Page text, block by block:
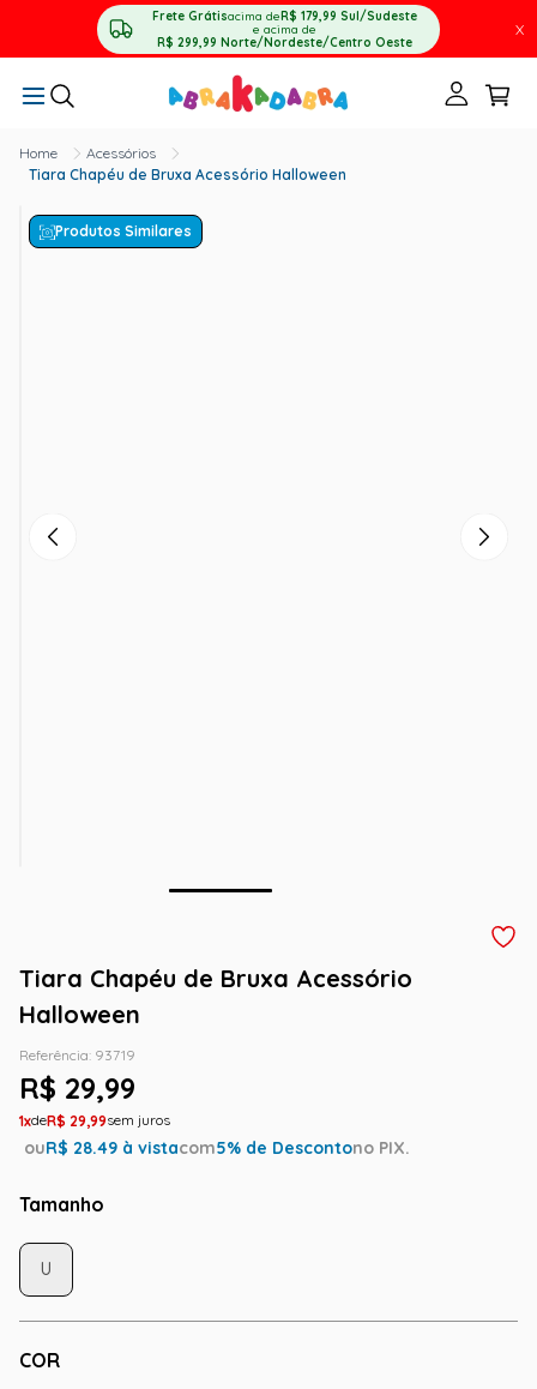
Frete Grátisacima deR$ 179,99 Sul/Sudeste
e acima de
R$ 299,99 Norte/Nordeste/Centro Oeste
X
Acessórios
Tiara Chapéu de Bruxa Acessório Halloween
Produtos Similares
Tiara Chapéu de Bruxa Acessório
Halloween
Referência: 93719
R$ 29,99
1 R$ 29,99
ouR$ 28.49 à vistacom5% de Descontono PIX.
Tamanho
COR
U